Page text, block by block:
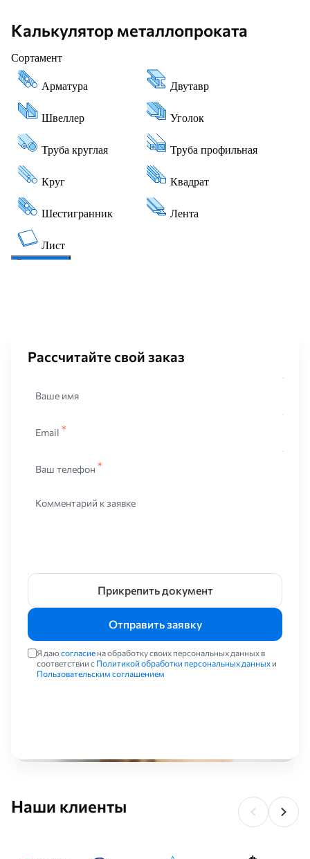
Калькулятор металлопроката
Рассчитайте свой заказ
Ваше имя
Email
Ваш телефон
Комментарий к заявке
Прикрепить документ
Отправить заявку
Я даюсогласие на обработку своих персональных данных в
соответствии с Политикой обработки персональных данных и
Пользовательским соглашением
Наши клиенты